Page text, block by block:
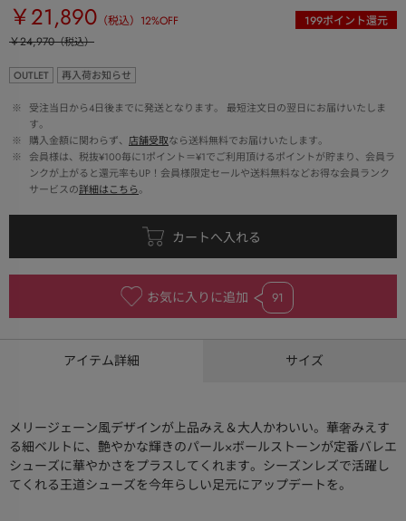
￥21,890 （税込） 12%OFF 199ポイント還元
￥24,970（税込）
OUTLET 再入荷お知らせ
※
受注当日から4日後までに発送となります。 最短注文日の翌日にお届けいたしま
す。
※
購入金額に関わらず、 店舗受取なら送料無料でお届けいたします。
※
会員様は、税抜¥100毎に1ポイント＝¥1でご利用頂けるポイントが貯まり、会員ラ
ンクが上がると還元率もUP！会員様限定セールや送料無料などお得な会員ランク
サービスの詳細はこちら。
お気に入りに追加 91
アイテム詳細 サイズ
メリージェーン風デザインが上品みえ＆大人かわいい。華奢みえす
る細ベルトに、艶やかな輝きのパール×ボールストーンが定番バレエ
シューズに華やかさをプラスしてくれます。シーズンレズで活躍し
てくれる王道シューズを今年らしい足元にアップデートを。